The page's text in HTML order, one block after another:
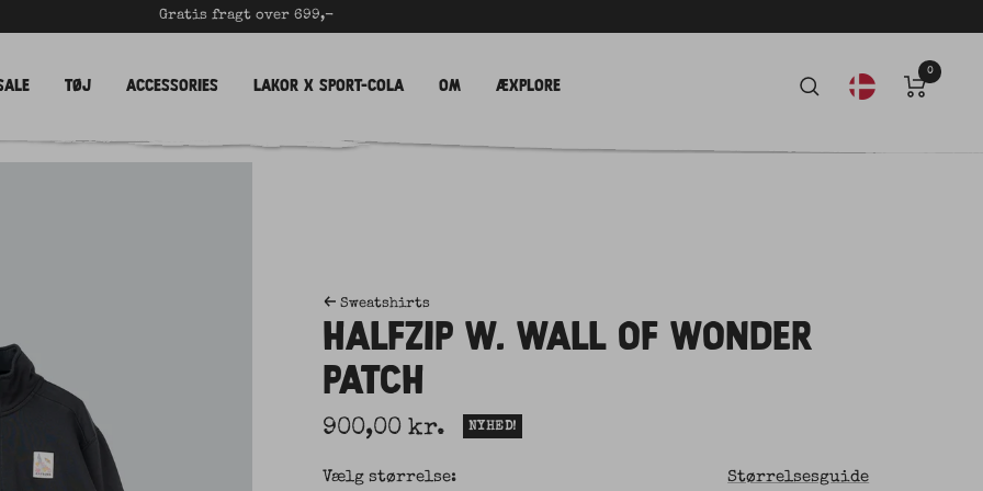
Gratis fragt over 699,-
Tøj Accessories LAKOR x Sport-Cola Om Æxplore
0
Sweatshirts
HALFZIP W. WALL OF WONDER
PATCH
Udsalgspris
900,00 kr. NYHED!
Vælg størrelse: Størrelsesguide